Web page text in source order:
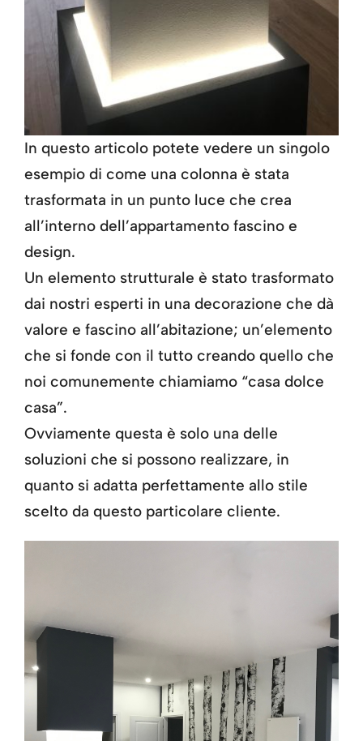
In questo articolo potete vedere un singolo
esempio di come una colonna è stata
trasformata in un punto luce che crea
all’interno dell’appartamento fascino e
design.
Un elemento strutturale è stato trasformato
dai nostri esperti in una decorazione che dà
valore e fascino all’abitazione; un’elemento
che si fonde con il tutto creando quello che
noi comunemente chiamiamo “casa dolce
casa”.
Ovviamente questa è solo una delle
soluzioni che si possono realizzare, in
quanto si adatta perfettamente allo stile
scelto da questo particolare cliente.